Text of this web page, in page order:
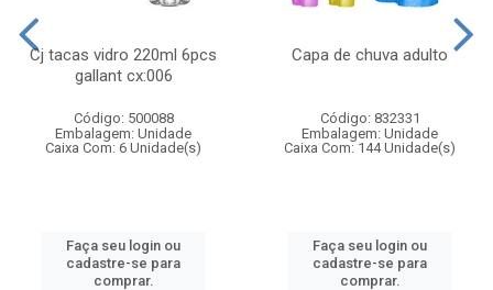
Cj tacas vidro 220ml 6pcs
gallant cx:006
Código: 500088
Embalagem: Unidade
Caixa Com: 6 Unidade(s)
Faça seu login ou
cadastre-se para
comprar.
Capa de chuva adulto
Código: 832331
Embalagem: Unidade
Caixa Com: 144 Unidade(s)
Faça seu login ou
cadastre-se para
comprar.